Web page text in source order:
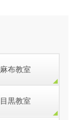
麻布教室
目黒教室